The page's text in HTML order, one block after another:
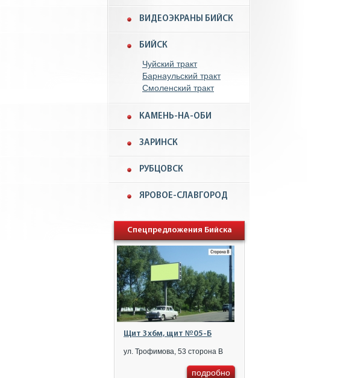
ВИДЕОЭКРАНЫ БИЙСК
БИЙСК
Чуйский тракт
Барнаульский тракт
Смоленский тракт
КАМЕНЬ-НА-ОБИ
ЗАРИНСК
РУБЦОВСК
ЯРОВОЕ-СЛАВГОРОД
Спецпредложения Бийска
Щит 3x6м, щит №05-Б
ул. Трофимова, 53 сторона B
подробно